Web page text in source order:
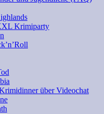
Krimiparty
über Videochat